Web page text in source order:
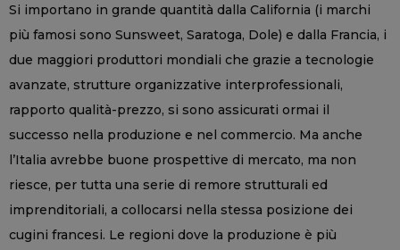
Si importano in grande quantità dalla California (i marchi
più famosi sono Sunsweet, Saratoga, Dole) e dalla Francia, i
due maggiori produttori mondiali che grazie a tecnologie
avanzate, strutture organizzative interprofessionali,
rapporto qualità-prezzo, si sono assicurati ormai il
successo nella produzione e nel commercio. Ma anche
l’Italia avrebbe buone prospettive di mercato, ma non
riesce, per tutta una serie di remore strutturali ed
imprenditoriali, a collocarsi nella stessa posizione dei
cugini francesi. Le regioni dove la produzione è più